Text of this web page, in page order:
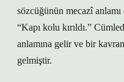
sözcüğünün mecazî
“Kapı kolu kırıldı.”
anlamına gelir ve bir
gelmiştir.